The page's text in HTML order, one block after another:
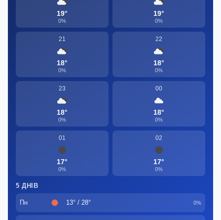
19°
0%
19°
0%
21
18°
0%
22
18°
0%
23
18°
0%
00
18°
0%
01
17°
0%
02
17°
0%
5 ДНІВ
Пн 13° / 28° 0%